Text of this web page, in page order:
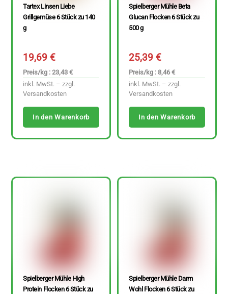
Tartex Linsen Liebe
Grillgemüse 6 Stück zu 140
g
19,69€
Preis/kg : 23,43 €
inkl. MwSt. – zzgl.
Versandkosten
In den Warenkorb
Spielberger Mühle Beta
Glucan Flocken 6 Stück zu
500 g
25,39€
Preis/kg : 8,46 €
inkl. MwSt. – zzgl.
Versandkosten
In den Warenkorb
Spielberger Mühle High
Protein Flocken 6 Stück zu
Spielberger Mühle Darm
Wohl Flocken 6 Stück zu